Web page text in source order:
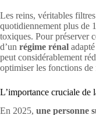
Les reins, véritables
quotidiennement plus de
toxiques. Pour préserver
d’un régime rénal
peut considérablement
optimiser les fonctions
L’importance cruciale de
En 2025, une personne